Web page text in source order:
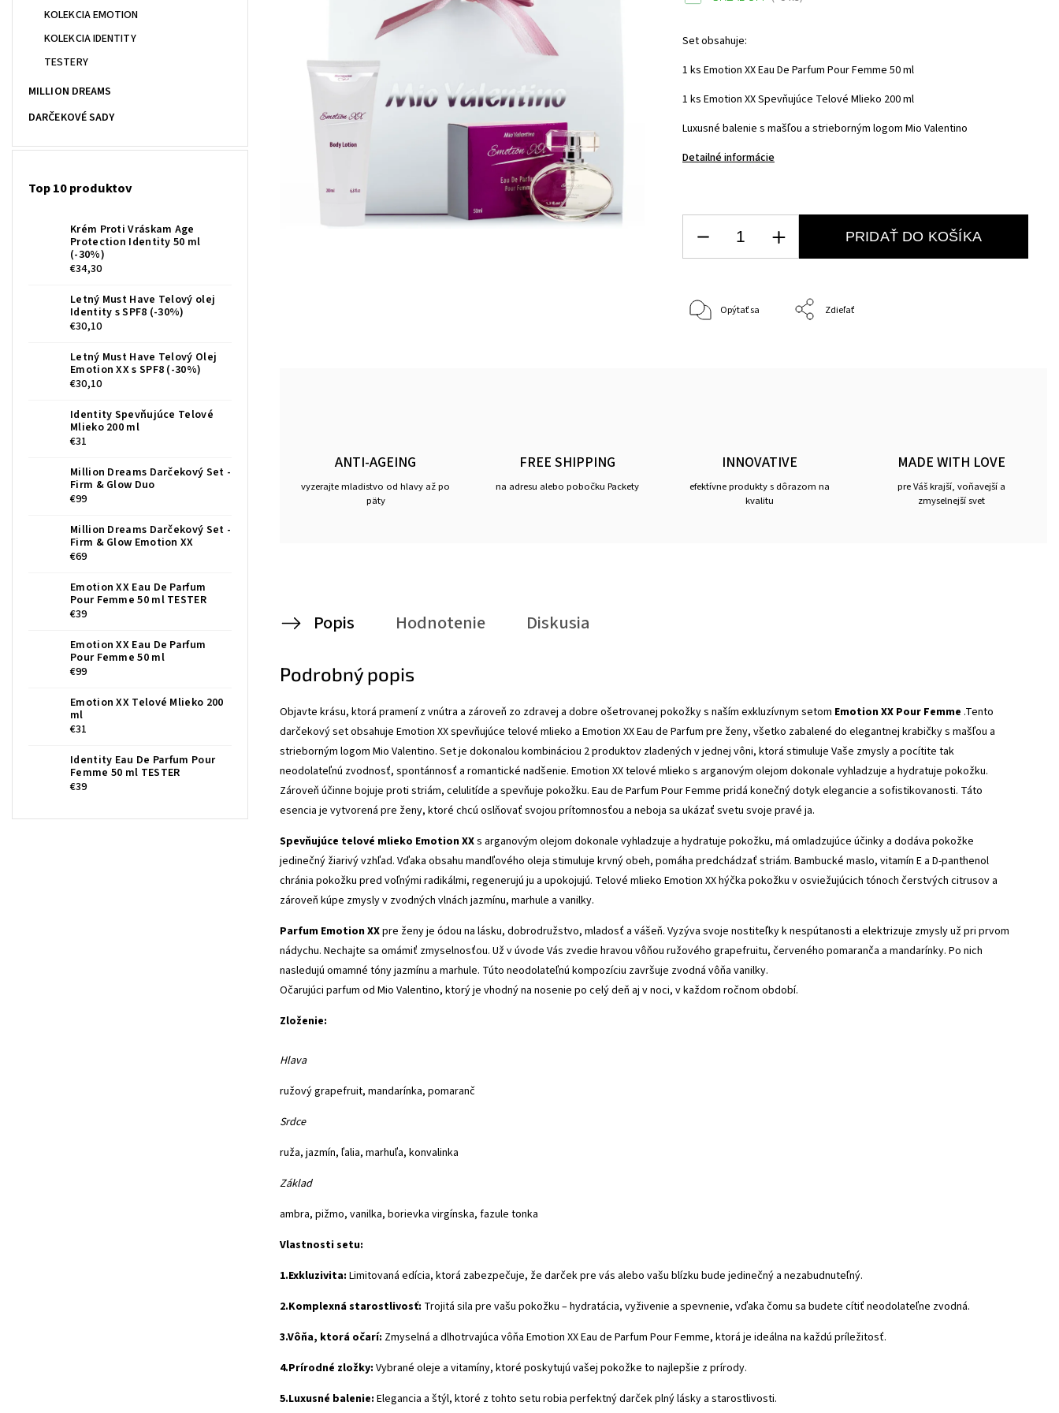
KOLEKCIA EMOTION
KOLEKCIA IDENTITY
TESTERY
MILLION DREAMS
DARČEKOVÉ SADY
Top 10 produktov
Krém Proti Vráskam Age
Protection Identity 50 ml
(-30%)
€34,30
Letný Must Have Telový olej
Identity s SPF8 (-30%)
€30,10
Letný Must Have Telový Olej
Emotion XX s SPF8 (-30%)
€30,10
Identity Spevňujúce Telové
Mlieko 200 ml
€31
Million Dreams Darčekový Set -
Firm & Glow Duo
€99
Million Dreams Darčekový Set -
Firm & Glow Emotion XX
€69
Emotion XX Eau De Parfum
Pour Femme 50 ml TESTER
€39
Emotion XX Eau De Parfum
Pour Femme 50 ml
€99
Emotion XX Telové Mlieko 200
ml
€31
Identity Eau De Parfum Pour
Femme 50 ml TESTER
€39
Set obsahuje:
1 ks Emotion XX Eau De Parfum Pour Femme 50 ml
1 ks Emotion XX Spevňujúce Telové Mlieko 200 ml
Luxusné balenie s mašľou a strieborným logom Mio Valentino
Detailné informácie
PRIDAŤ DO KOŠÍKA
Opýtať sa Zdieľať
ANTI-AGEING
vyzerajte mladistvo od hlavy až po
päty
FREE SHIPPING
na adresu alebo pobočku Packety
INNOVATIVE
efektívne produkty s dôrazom na
kvalitu
MADE WITH LOVE
pre Váš krajší, voňavejší a
zmyselnejší svet
Popis Hodnotenie Diskusia
Podrobný popis
Objavte krásu, ktorá pramení z vnútra a zároveň zo zdravej a dobre ošetrovanej pokožky s naším exkluzívnym setom Emotion XX Pour Femme .Tento
darčekový set obsahuje Emotion XX spevňujúce telové mlieko a Emotion XX Eau de Parfum pre ženy, všetko zabalené do elegantnej krabičky s mašľou a
strieborným logom Mio Valentino. Set je dokonalou kombináciou 2 produktov zladených v jednej vôni, ktorá stimuluje Vaše zmysly a pocítite tak
neodolateľnú zvodnosť, spontánnosť a romantické nadšenie. Emotion XX telové mlieko s arganovým olejom dokonale vyhladzuje a hydratuje pokožku.
Zároveň účinne bojuje proti striám, celulitíde a spevňuje pokožku. Eau de Parfum Pour Femme pridá konečný dotyk elegancie a sofistikovanosti. Táto
esencia je vytvorená pre ženy, ktoré chcú oslňovať svojou prítomnosťou a neboja sa ukázať svetu svoje pravé ja.
Spevňujúce telové mlieko Emotion XXs arganovým olejom dokonale vyhladzuje a hydratuje pokožku, má omladzujúce účinky a dodáva pokožke
jedinečný žiarivý vzhľad. Vďaka obsahu mandľového oleja stimuluje krvný obeh, pomáha predchádzať striám. Bambucké maslo, vitamín E a D-panthenol
chránia pokožku pred voľnými radikálmi, regenerujú ju a upokojujú. Telové mlieko Emotion XX hýčka pokožku v osviežujúcich tónoch čerstvých citrusov a
zároveň kúpe zmysly v zvodných vlnách jazmínu, marhule a vanilky.
Parfum Emotion XXpre ženy je ódou na lásku, dobrodružstvo, mladosť a vášeň. Vyzýva svoje nostiteľky k nespútanosti a elektrizuje zmysly už pri prvom
nádychu. Nechajte sa omámiť zmyselnosťou. Už v úvode Vás zvedie hravou vôňou ružového grapefruitu, červeného pomaranča a mandarínky. Po nich
nasledujú omamné tóny jazmínu a marhule. Túto neodolateľnú kompozíciu završuje zvodná vôňa vanilky.
Očarujúci parfum od Mio Valentino, ktorý je vhodný na nosenie po celý deň aj v noci, v každom ročnom období.
Zloženie:
Hlava
ružový grapefruit, mandarínka, pomaranč
Srdce
ruža, jazmín, ľalia, marhuľa, konvalinka
Základ
ambra, pižmo, vanilka, borievka virgínska, fazule tonka
Vlastnosti setu:
1.Exkluzivita: Limitovaná edícia, ktorá zabezpečuje, že darček pre vás alebo vašu blízku bude jedinečný a nezabudnuteľný.
2.Komplexná starostlivosť: Trojitá sila pre vašu pokožku – hydratácia, vyživenie a spevnenie, vďaka čomu sa budete cítiť neodolateľne zvodná.
3.Vôňa, ktorá očarí: Zmyselná a dlhotrvajúca vôňa Emotion XX Eau de Parfum Pour Femme, ktorá je ideálna na každú príležitosť.
4.Prírodné zložky: Vybrané oleje a vitamíny, ktoré poskytujú vašej pokožke to najlepšie z prírody.
5.Luxusné balenie: Elegancia a štýl, ktoré z tohto setu robia perfektný darček plný lásky a starostlivosti.